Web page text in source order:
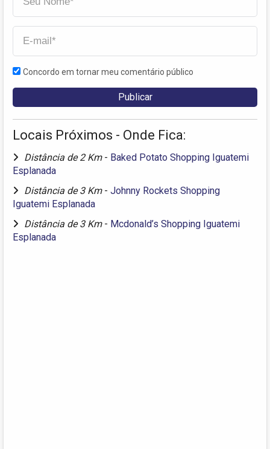
Concordo em tornar meu comentário público
Locais Próximos - Onde Fica:
Distância de 2 Km - Baked Potato Shopping Iguatemi
Esplanada
Distância de 3 Km - Johnny Rockets Shopping
Iguatemi Esplanada
Distância de 3 Km - Mcdonald’s Shopping Iguatemi
Esplanada